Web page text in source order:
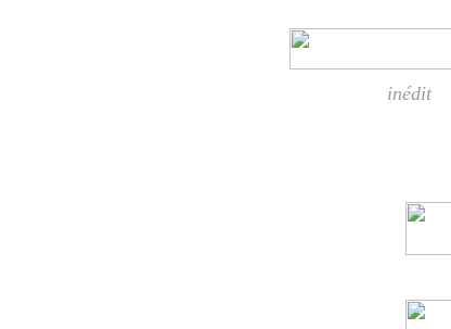
inédit